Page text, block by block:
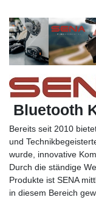
Bluetooth
Bereits seit 2010
und
wurde, innovative
Durch die ständige
Produkte ist SENA
in diesem Bereich